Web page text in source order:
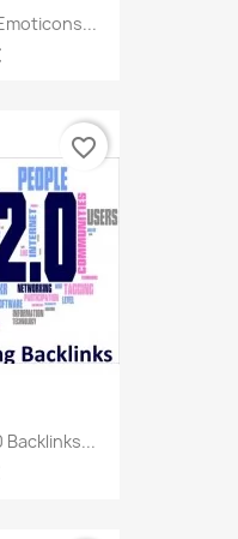
Backlinks...
favorite_border